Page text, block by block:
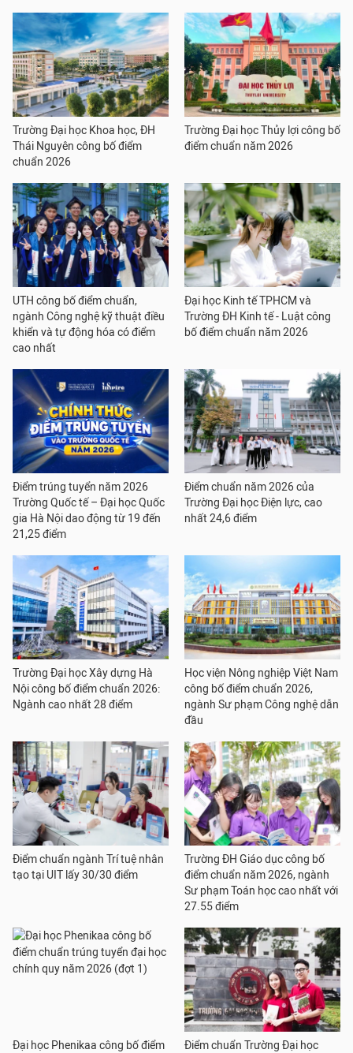
Trường Đại học Khoa học, ĐH
Thái Nguyên công bố điểm
chuẩn 2026
Trường Đại học Thủy lợi công bố
điểm chuẩn năm 2026
UTH công bố điểm chuẩn,
ngành Công nghệ kỹ thuật điều
khiển và tự động hóa có điểm
cao nhất
Đại học Kinh tế TPHCM và
Trường ĐH Kinh tế - Luật công
bố điểm chuẩn năm 2026
Điểm trúng tuyển năm 2026
Trường Quốc tế – Đại học Quốc
gia Hà Nội dao động từ 19 đến
21,25 điểm
Điểm chuẩn năm 2026 của
Trường Đại học Điện lực, cao
nhất 24,6 điểm
Trường Đại học Xây dựng Hà
Nội công bố điểm chuẩn 2026:
Ngành cao nhất 28 điểm
Học viện Nông nghiệp Việt Nam
công bố điểm chuẩn 2026,
ngành Sư phạm Công nghệ dẫn
đầu
Điểm chuẩn ngành Trí tuệ nhân
tạo tại UIT lấy 30/30 điểm
Trường ĐH Giáo dục công bố
điểm chuẩn năm 2026, ngành
Sư phạm Toán học cao nhất với
27.55 điểm
Đại học Phenikaa công bố điểm
Điểm chuẩn Trường Đại học